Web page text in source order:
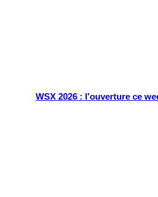
WSX 2026 : l’ouverture ce